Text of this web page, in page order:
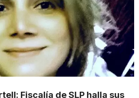
Fiscalía de SLP halla sus